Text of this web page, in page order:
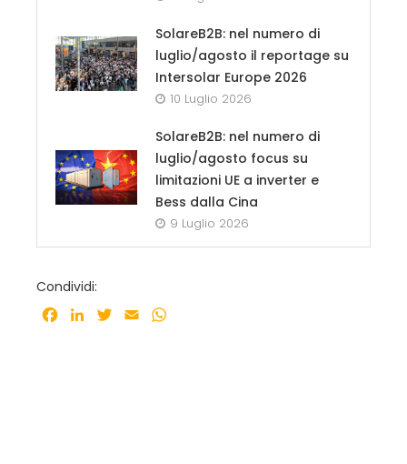
SolareB2B: nel numero di
luglio/agosto il reportage su
Intersolar Europe 2026
10 Luglio 2026
SolareB2B: nel numero di
luglio/agosto focus su
limitazioni UE a inverter e
Bess dalla Cina
9 Luglio 2026
Condividi:
Facebook
LinkedInTwitter
Email